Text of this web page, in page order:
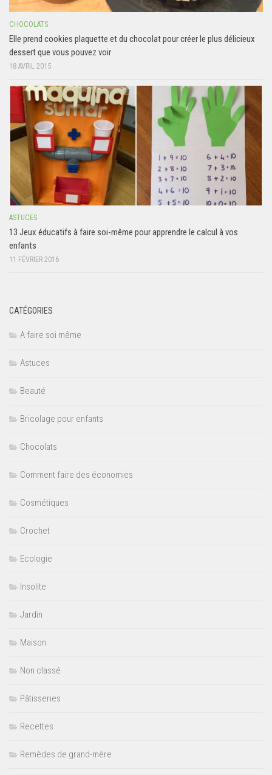
CHOCOLATS
Elle prend cookies plaquette et du chocolat pour créer le plus délicieux
dessert que vous pouvez voir
18 AVRIL 2015
ASTUCES
13 Jeux éducatifs à faire soi-même pour apprendre le calcul à vos
enfants
11 FÉVRIER 2016
CATÉGORIES
A faire soi même
Astuces
Beauté
Bricolage pour enfants
Chocolats
Comment faire des économies
Cosmétiques
Crochet
Ecologie
Insolite
Jardin
Maison
Non classé
Pâtisseries
Recettes
Remèdes de grand-mère